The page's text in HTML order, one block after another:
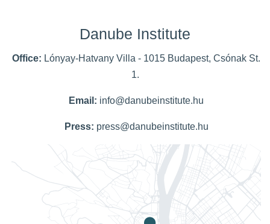
Danube Institute
Office: Lónyay-Hatvany Villa - 1015 Budapest, Csónak St.
1.
Email: info@danubeinstitute.hu
Press: press@danubeinstitute.hu